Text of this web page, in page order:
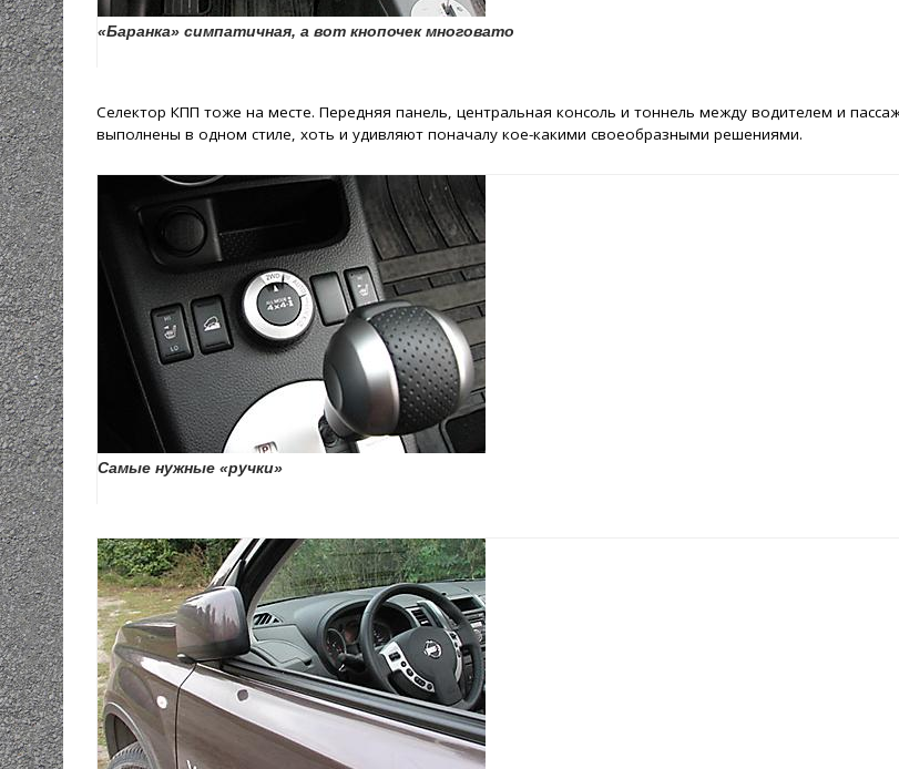
«Баранка» симпатичная, а вот кнопочек многовато
Селектор КПП тоже на месте. Передняя панель, центральная консоль и тоннель между водителем и
выполнены в одном стиле, хоть и удивляют поначалу кое-какими своеобразными решениями.
Самые нужные «ручки»